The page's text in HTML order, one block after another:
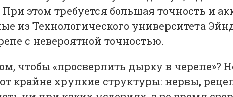
этом требуется большая точность и
из Технологического университета
с невероятной точностью.
чтобы «просверлить дырку в черепе»?
крайне хрупкие структуры: нервы,